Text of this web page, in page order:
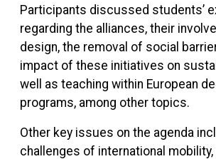
Participants discussed students’
regarding the alliances, their
design, the removal of social
impact of these initiatives on
well as teaching within European
programs, among other topics.
Other key issues on the agenda
challenges of international